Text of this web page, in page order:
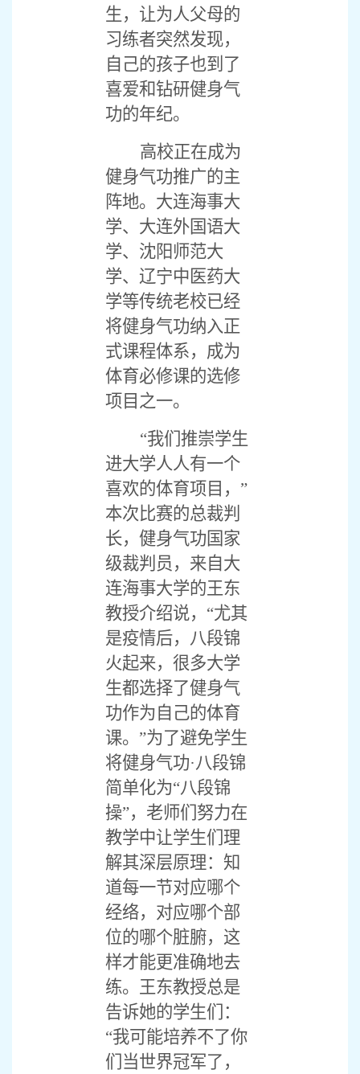
生，让为人父母的
习练者突然发现，
自己的孩子也到了
喜爱和钻研健身气
功的年纪。
高校正在成为
健身气功推广的主
阵地。大连海事大
学、大连外国语大
学、沈阳师范大
学、辽宁中医药大
学等传统老校已经
将健身气功纳入正
式课程体系，成为
体育必修课的选修
项目之一。
“我们推崇学生
进大学人人有一个
喜欢的体育项目，”
本次比赛的总裁判
长，健身气功国家
级裁判员，来自大
连海事大学的王东
教授介绍说，“尤其
是疫情后，八段锦
火起来，很多大学
生都选择了健身气
功作为自己的体育
课。”为了避免学生
将健身气功·八段锦
简单化为“八段锦
操”，老师们努力在
教学中让学生们理
解其深层原理：知
道每一节对应哪个
经络，对应哪个部
位的哪个脏腑，这
样才能更准确地去
练。王东教授总是
告诉她的学生们：
“我可能培养不了你
们当世界冠军了，